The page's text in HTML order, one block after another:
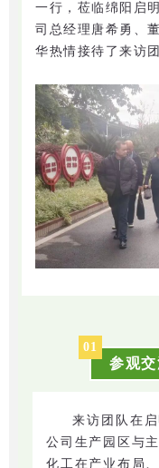
一行，莅临绵阳启
司总经理唐希勇、
华热情接待了来访团
01
参观
来访团队在启
公司生产园区与
化工在产业布局